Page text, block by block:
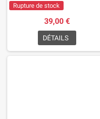
Rupture de stock
39,00 €
DÉTAILS